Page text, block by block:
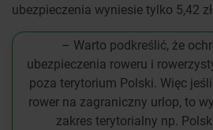
ubezpieczenia wyniesie tylko 5,42
– Warto podkreślić, że
ubezpieczenia roweru i
poza terytorium Polski. Więc
rower na zagraniczny urlop, to
zakres terytorialny np.